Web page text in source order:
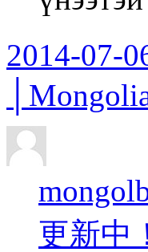
2014-07-
更新中